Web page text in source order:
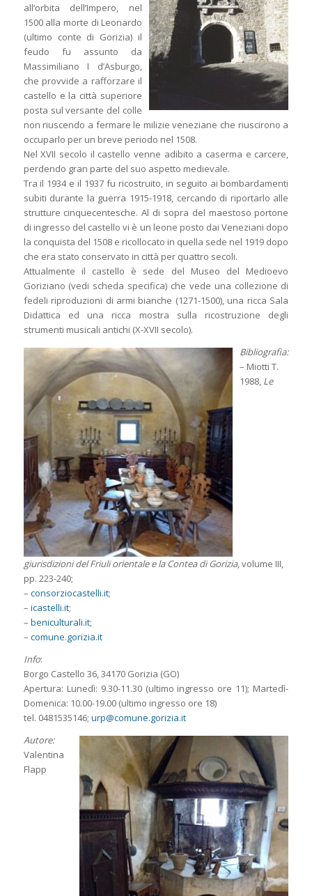
all’orbita dell’Impero, nel
1500 alla morte di Leonardo
(ultimo conte di Gorizia) il
feudo fu assunto da
Massimiliano I d’Asburgo,
che provvide a rafforzare il
castello e la città superiore
posta sul versante del colle
non riuscendo a fermare le milizie veneziane che riuscirono a
occuparlo per un breve periodo nel 1508.
Nel XVII secolo il castello venne adibito a caserma e carcere,
perdendo gran parte del suo aspetto medievale.
Tra il 1934 e il 1937 fu ricostruito, in seguito ai bombardamenti
subiti durante la guerra 1915-1918, cercando di riportarlo alle
strutture cinquecentesche. Al di sopra del maestoso portone
di ingresso del castello vi è un leone posto dai Veneziani dopo
la conquista del 1508 e ricollocato in quella sede nel 1919 dopo
che era stato conservato in città per quattro secoli.
Attualmente il castello è sede del Museo del Medioevo
Goriziano (vedi scheda specifica) che vede una collezione di
fedeli riproduzioni di armi bianche (1271-1500), una ricca Sala
Didattica ed una ricca mostra sulla ricostruzione degli
strumenti musicali antichi (X-XVII secolo).
Bibliografia:
– Miotti T.
1988, Le
giurisdizioni del Friuli orientale e la Contea di Gorizia, volume III,
pp. 223-240;
– consorziocastelli.it;
– icastelli.it;
– beniculturali.it;
– comune.gorizia.it
Info:
Borgo Castello 36, 34170 Gorizia (GO)
Apertura: Lunedì: 9.30-11.30 (ultimo ingresso ore 11); Martedì-
Domenica: 10.00-19.00 (ultimo ingresso ore 18)
tel. 0481535146; urp@comune.gorizia.it
Autore:
Valentina
Flapp